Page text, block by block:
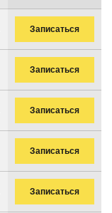
Записаться
Записаться
Записаться
Записаться
Записаться